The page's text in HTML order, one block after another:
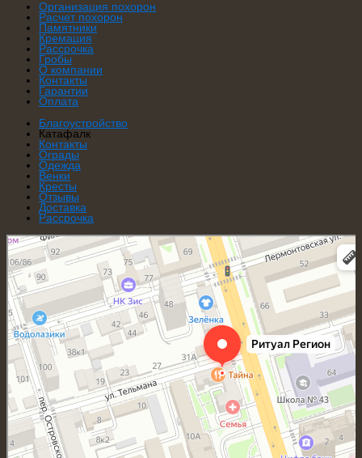
Организация похорон
Расчет похорон
Памятники
Кремация
Рассрочка
Гробы
О компании
Контакты
Гарантии
Оплата
Благоустройство
Катафалк
Контакты
Ограды
Одежда
Венки
Кресты
Отзывы
Доставка
Рассрочка
Ритуал Регион
Ритуальные услуги в Ростове‑на‑Дону
Ритуальные принадлежности в Ростове‑на‑Дону